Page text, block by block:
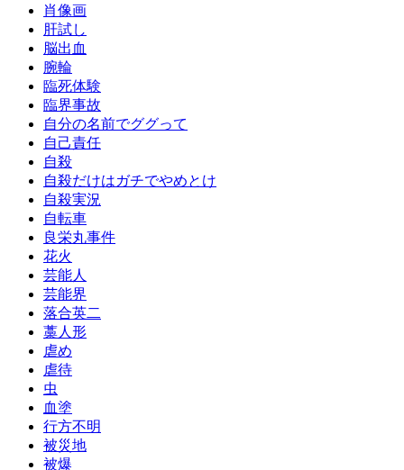
肖像画
肝試し
脳出血
腕輪
臨死体験
臨界事故
自分の名前でググって
自己責任
自殺
自殺だけはガチでやめとけ
自殺実況
自転車
良栄丸事件
花火
芸能人
芸能界
落合英二
藁人形
虐め
虐待
虫
血塗
行方不明
被災地
被爆